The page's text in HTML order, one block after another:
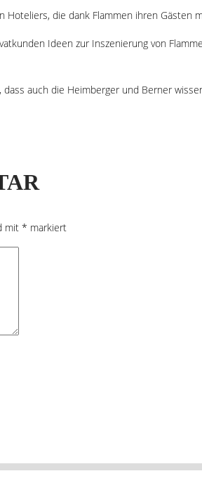
Hoteliers, die dank Flammen ihren
Ideen zur Inszenierung von
auch die Heimberger und Berner
mit * markiert